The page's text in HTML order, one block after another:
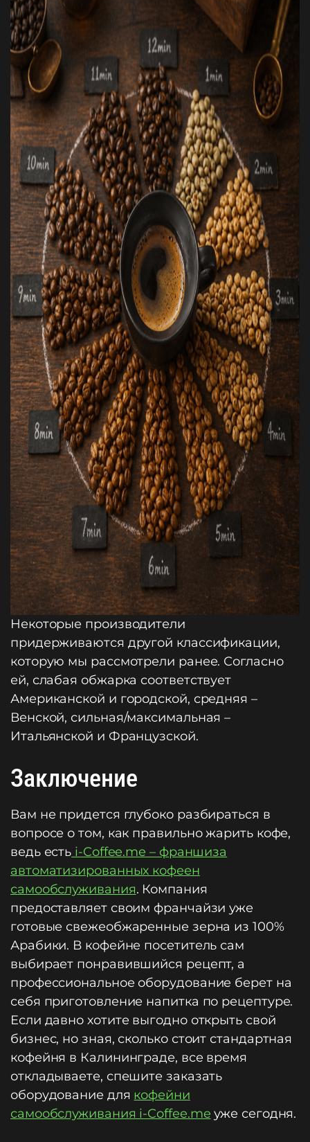
Некоторые производители
придерживаются другой классификации,
которую мы рассмотрели ранее. Согласно
ей, слабая обжарка соответствует
Американской и городской, средняя –
Венской, сильная/максимальная –
Итальянской и Французской.
Заключение
Вам не придется глубоко разбираться в
вопросе о том, как правильно жарить кофе,
ведь есть i-Coffee.me – франшиза
автоматизированных кофеен
самообслуживания. Компания
предоставляет своим франчайзи уже
готовые свежеобжаренные зерна из 100%
Арабики. В кофейне посетитель сам
выбирает понравившийся рецепт, а
профессиональное оборудование берет на
себя приготовление напитка по рецептуре.
Если давно хотите выгодно открыть свой
бизнес, но зная, сколько стоит стандартная
кофейня в Калининграде, все время
откладываете, спешите заказать
оборудование для кофейни
самообслуживания i-Coffee.me уже сегодня.